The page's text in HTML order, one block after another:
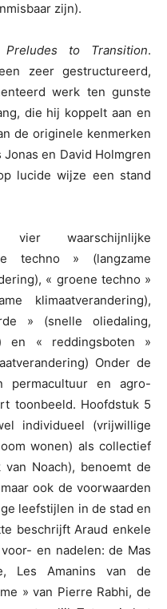
zijn).
Preludes to Transition.
zeer gestructureerd,
werk ten gunste
die hij koppelt aan en
de originele kenmerken
en David Holmgren
lucide wijze een stand
waarschijnlijke
techno » (langzame
« groene techno »
klimaatverandering),
» (snelle oliedaling,
en « reddingsboten »
Onder de
permacultuur en agro-
toonbeeld. Hoofdstuk 5
individueel (vrijwillige
wonen) als collectief
Noach), benoemt de
ook de voorwaarden
leefstijlen in de stad en
beschrijft Araud enkele
en nadelen: de Mas
Les Amanins van de
» van Pierre Rabhi, de